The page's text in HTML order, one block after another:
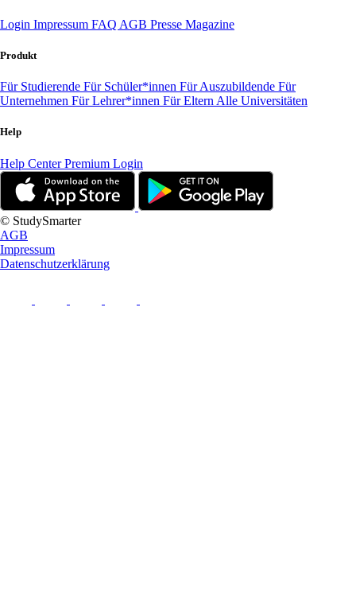
Login Impressum FAQ AGB Presse Magazine
Produkt
Für Studierende Für Schüler*innen Für Auszubildende Für
Unternehmen Für Lehrer*innen Für Eltern Alle Universitäten
Help
Help CenterPremium Login
© StudySmarter
AGB
Impressum
Datenschutzerklärung